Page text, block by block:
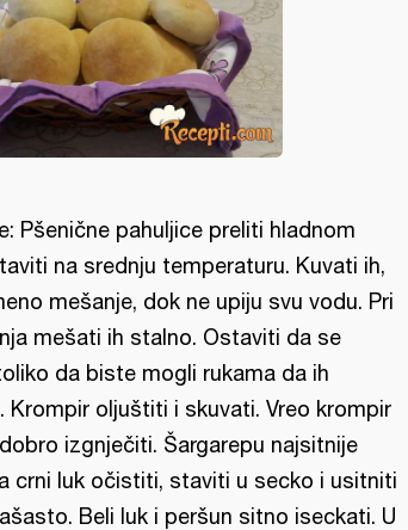
Pšenične pahuljice preliti hladnom
na srednju temperaturu. Kuvati ih,
mešanje, dok ne upiju svu vodu. Pri
mešati ih stalno. Ostaviti da se
da biste mogli rukama da ih
Krompir oljuštiti i skuvati. Vreo krompir
izgnječiti. Šargarepu najsitnije
crni luk očistiti, staviti u secko i usitniti
Beli luk i peršun sitno iseckati. U